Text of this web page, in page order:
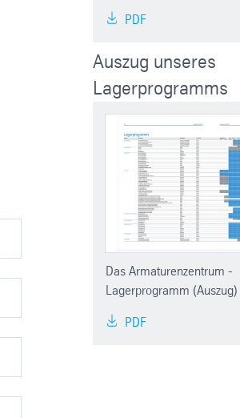
PDF
Auszug unseres
Lagerprogramms
Das Armaturenzentrum -
Lagerprogramm (Auszug)
PDF